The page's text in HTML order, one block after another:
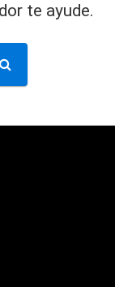
te ayude.